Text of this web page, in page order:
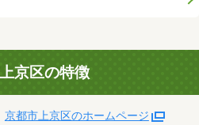
京区の特徴
京都市上京区のホームページ